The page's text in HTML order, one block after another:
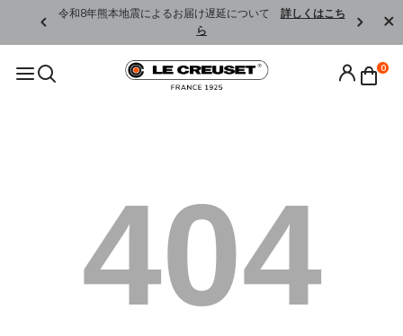
令和8年熊本地震によるお届け遅延について 詳しくはこち
ら
0
404